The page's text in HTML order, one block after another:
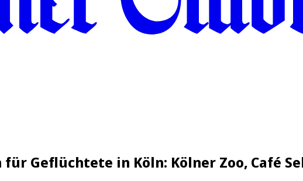
Geflüchtete in Köln: Kölner Zoo, Café